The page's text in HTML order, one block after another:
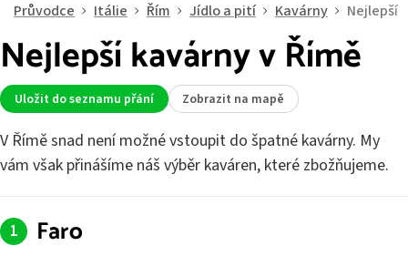
Průvodce Itálie Řím Jídlo a pití Kavárny Nejlepší
Nejlepší kavárny v Římě
Uložit do seznamu přání Zobrazit na mapě
V Římě snad není možné vstoupit do špatné kavárny. My
vám však přinášíme náš výběr kaváren, které zbožňujeme.
Faro